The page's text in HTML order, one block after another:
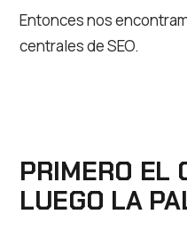
Entonces nos
centrales de SEO.
PRIMERO EL
LUEGO LA